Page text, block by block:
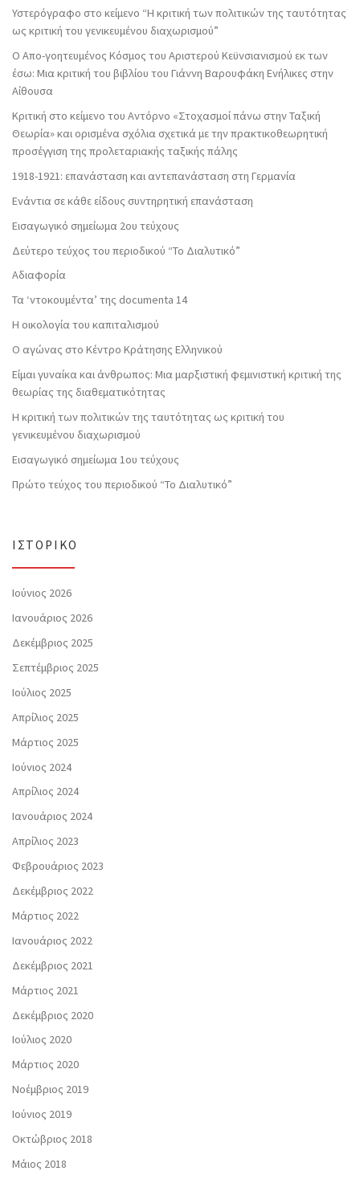
Υστερόγραφο στο κείμενο “Η κριτική των πολιτικών της ταυτότητας
ως κριτική του γενικευμένου διαχωρισμού”
Ο Απο-γοητευμένος Κόσμος του Αριστερού Κεϋνσιανισμού εκ των
έσω: Μια κριτική του βιβλίου του Γιάννη Βαρουφάκη Ενήλικες στην
Αίθουσα
Κριτική στο κείμενο του Αντόρνο «Στοχασμοί πάνω στην Ταξική
Θεωρία» και ορισμένα σχόλια σχετικά με την πρακτικοθεωρητική
προσέγγιση της προλεταριακής ταξικής πάλης
1918-1921: επανάσταση και αντεπανάσταση στη Γερμανία
Ενάντια σε κάθε είδους συντηρητική επανάσταση
Εισαγωγικό σημείωμα 2ου τεύχους
Δεύτερο τεύχος του περιοδικού “Το Διαλυτικό”
Αδιαφορία
Τα ‘ντοκουμέντα’ της documenta 14
Η οικολογία του καπιταλισμού
Ο αγώνας στο Κέντρο Κράτησης Ελληνικού
Είμαι γυναίκα και άνθρωπος: Μια μαρξιστική φεμινιστική κριτική της
θεωρίας της διαθεματικότητας
Η κριτική των πολιτικών της ταυτότητας ως κριτική του
γενικευμένου διαχωρισμού
Εισαγωγικό σημείωμα 1ου τεύχους
Πρώτο τεύχος του περιοδικού “Το Διαλυτικό”
ΙΣΤΟΡΙΚΌ
Ιούνιος 2026
Ιανουάριος 2026
Δεκέμβριος 2025
Σεπτέμβριος 2025
Ιούλιος 2025
Απρίλιος 2025
Μάρτιος 2025
Ιούνιος 2024
Απρίλιος 2024
Ιανουάριος 2024
Απρίλιος 2023
Φεβρουάριος 2023
Δεκέμβριος 2022
Μάρτιος 2022
Ιανουάριος 2022
Δεκέμβριος 2021
Μάρτιος 2021
Δεκέμβριος 2020
Ιούλιος 2020
Μάρτιος 2020
Νοέμβριος 2019
Ιούνιος 2019
Οκτώβριος 2018
Μάιος 2018